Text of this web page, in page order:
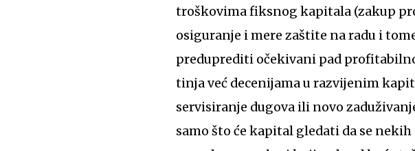
troškovima fiksnog kapitala (zakup
osiguranje i mere zaštite na radu i
preduprediti očekivani pad
tinja već decenijama u razvijenim
servisiranje dugova ili novo
samo što će kapital gledati da se